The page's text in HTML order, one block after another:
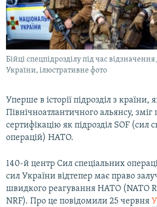
ВІДЕОУРОКИ «ELIFBE»
СВІДЧЕННЯ ОКУПАЦІЇ
УКРАЇНСЬКА ПРОБЛЕМА КРИМУ
ІНФОГРАФІКА
Русский
Qırımtatar
ДОЛУЧАЙСЯ!
Усі сайти RFE/RL
Бійці спецпідрозділу під час відзначення
України, ілюстративне фото
Уперше в історії підрозділ з країни,
Північноатлантичного альянсу, зміг
сертифікацію як підрозділ SOF (сил
операцій) НАТО.
140-й центр Сил спеціальних
сил України відтепер має право
швидкого реагування НАТО (NATO
NRF). Про це повідомили 25 червня